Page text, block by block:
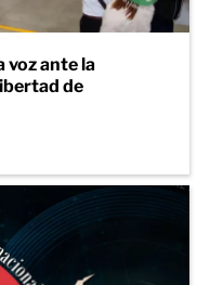
voz ante la
de